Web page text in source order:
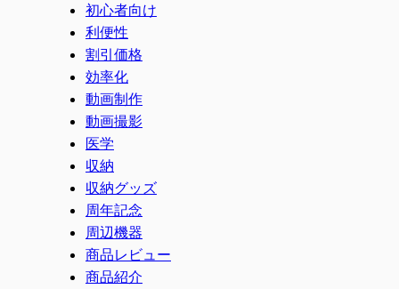
初心者向け
利便性
割引価格
効率化
動画制作
動画撮影
医学
収納
収納グッズ
周年記念
周辺機器
商品レビュー
商品紹介